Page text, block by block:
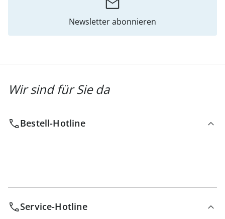
Newsletter abonnieren
Wir sind für Sie da
Bestell-Hotline
Service-Hotline